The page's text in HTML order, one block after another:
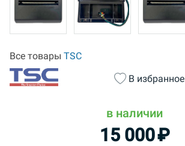
Все товары TSC
В избранное
в наличии
15 000₽